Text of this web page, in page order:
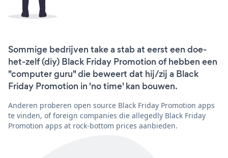
Sommige bedrijven take a stab at eerst een doe-
het-zelf (diy) Black Friday Promotion of hebben een
"computer guru" die beweert dat hij/zij a Black
Friday Promotion in 'no time' kan bouwen.
Anderen proberen open source Black Friday Promotion apps
te vinden, of foreign companies die allegedly Black Friday
Promotion apps at rock-bottom prices aanbieden.